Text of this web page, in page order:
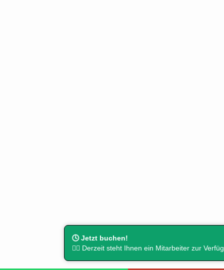
🕓 Jetzt buchen!
👨‍⚖️ Derzeit steht Ihnen ein Mitarbeiter zur